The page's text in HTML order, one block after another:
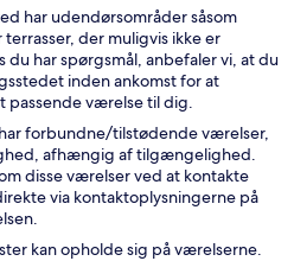
har udendørsområder såsom
der muligvis ikke er
du har spørgsmål, anbefaler vi, at du
inden ankomst for at
passende værelse til dig.
forbundne/tilstødende værelser,
afhængig af tilgængelighed.
disse værelser ved at kontakte
via kontaktoplysningerne på
kan opholde sig på værelserne.